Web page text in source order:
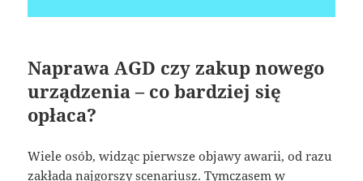
Naprawa AGD czy zakup nowego
urządzenia – co bardziej się
opłaca?
Wiele osób, widząc pierwsze objawy awarii, od razu
zakłada najgorszy scenariusz. Tymczasem w